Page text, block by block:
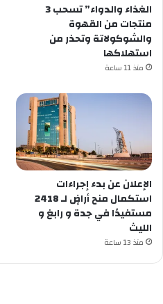
الغذاء والدواء” تسحب 3
منتجات من القهوة
والشوكولاتة وتحذر من
استهلاكها
منذ 11 ساعة
الإعلان عن ‏بدء إجراءات
استكمال منح أراضٍ لـ 2418
مستفيدًا في ⁧‫جدة‬⁩ و ⁧‫رابغ‬⁩ و
منذ 13 ساعة